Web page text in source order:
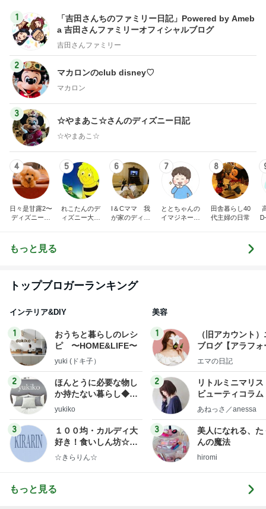
1
「吉田さんちのファミリー日記」Powered by Ameb
a 吉田さんファミリーオフィシャルブログ
吉田さんファミリー
2
マカロンのclub disney♡
マカロン
3
☆やまあこ☆さんのディズニー日記
☆やまあこ☆
4
日々是甘露2〜
ディズニー風
5
れこたんのデ
ィズニー大好
6
I＆Cママ 我
が家のディズ
7
ととちゃんの
イマジネーシ
8
田舎暮らし40
代主婦の日常
もっと見る
トップブロガーランキング
インテリア&DIY
1
おうちと暮らしのレシ
ピ 〜HOME&LIFE〜
yuki (ドキ子）
2
ほんとうに必要な物し
か持たない暮らし◆Ke
ep Life Simple◆〜イ
yukiko
3
１００均・カルディ大
好き！食いしん坊☆き
らりん☆のブログ
☆きらりん☆
美容
1
（旧アカウント
ブログ【アラフォ
社売却セカンドラ
エマの日記
2
リトルミニマリス
ビューティコラ
little
あねっさ／anessa
3
美人になれる、た
んの魔法
hiromi
もっと見る